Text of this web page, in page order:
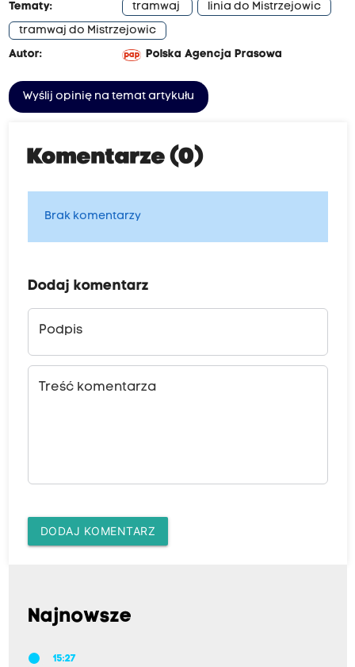
Tematy: tramwaj
linia do Mistrzejowic
tramwaj do Mistrzejowic
Autor:
Polska Agencja Prasowa
Wyślij opinię na temat artykułu
Komentarze (0)
Brak komentarzy
Dodaj komentarz
Podpis
Treść komentarza
DODAJ KOMENTARZ
Najnowsze
15:27